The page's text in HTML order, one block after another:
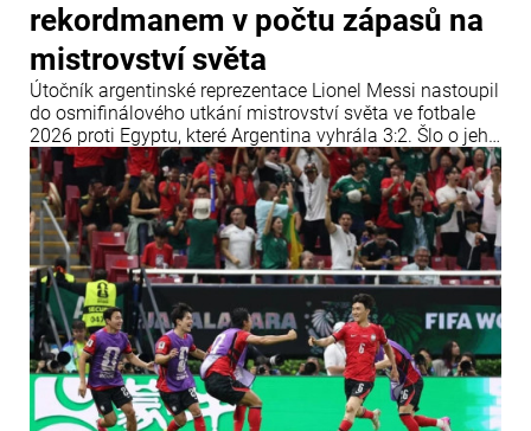
rekordmanem v počtu zápasů na
mistrovství světa
Útočník argentinské reprezentace Lionel Messi nastoupil
do osmifinálového utkání mistrovství světa ve fotbale
2026 proti Egyptu, které Argentina vyhrála 3:2. Šlo o jeho
14. zápas ve vyřazovací fázi mistrovství světa, čímž
vyrovnal rekord bývalého německého reprezentanta
Miroslava Kloseho.